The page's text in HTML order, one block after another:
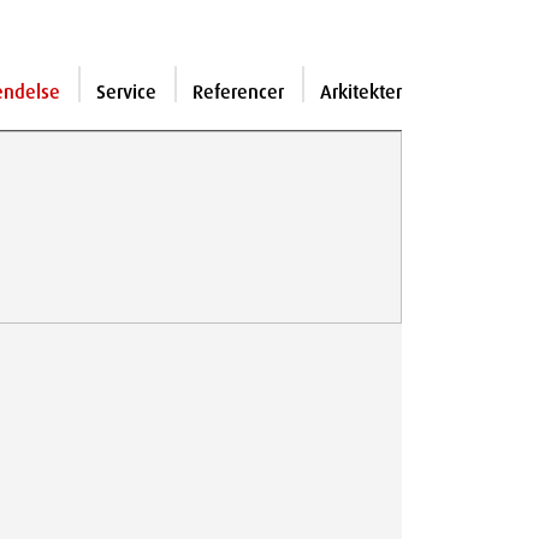
Service Referencer Arkitekter